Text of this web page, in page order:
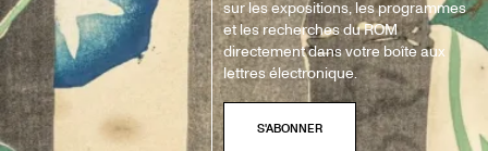
sur les expositions, les programmes
et les recherches du ROM
directement dans votre boîte aux
lettres électronique.